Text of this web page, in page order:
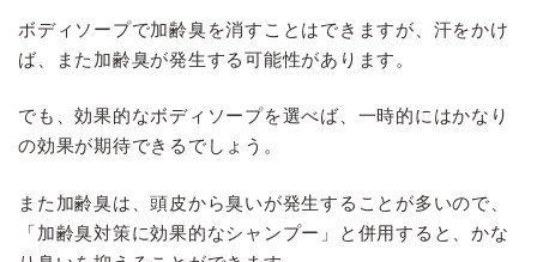
ボディソープで加齢臭を消すことはできますが、汗をかけ
ば、また加齢臭が発生する可能性があります。
でも、効果的なボディソープを選べば、一時的にはかなり
の効果が期待できるでしょう。
また加齢臭は、頭皮から臭いが発生することが多いので、
「加齢臭対策に効果的なシャンプー」と併用すると、かな